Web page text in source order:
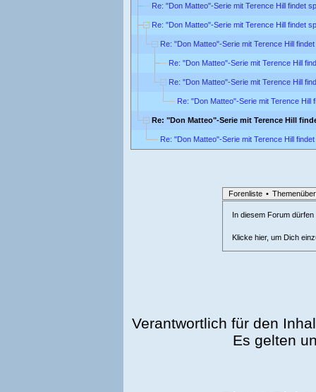
Re: "Don Matteo"-Serie mit Terence Hill findet
Re: "Don Matteo"-Serie mit Terence Hill findet
Re: "Don Matteo"-Serie mit Terence Hill
Re: "Don Matteo"-Serie mit Terence Hill
Re: "Don Matteo"-Serie mit Terence Hill
Re: "Don Matteo"-Serie mit Terence Hill
Re: "Don Matteo"-Serie mit Terence Hill
Re: "Don Matteo"-Serie mit Terence Hill
Forenliste •
In diesem Forum
Klicke hier, um Dich
Verantwortlich für den
Es gelten